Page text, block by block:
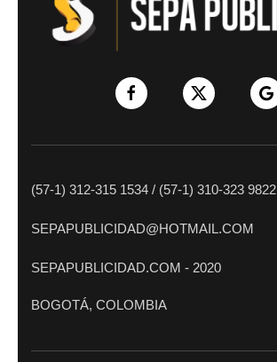
(57-1) 312-315 1534 / (57-1) 310-323 9822
SEPAPUBLICIDAD@HOTMAIL.COM
SEPAPUBLICIDAD.COM - 2020
BOGOTÁ, COLOMBIA